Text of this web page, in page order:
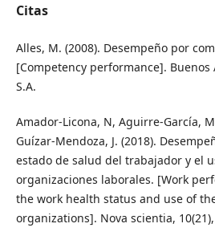
Citas
Alles, M. (2008). Desempeño por
[Competency performance]. Buenos
S.A.
Amador-Licona, N, Aguirre-García,
Guízar-Mendoza, J. (2018).
estado de salud del trabajador y el
organizaciones laborales. [Work
the work health status and use of
organizations]. Nova scientia,